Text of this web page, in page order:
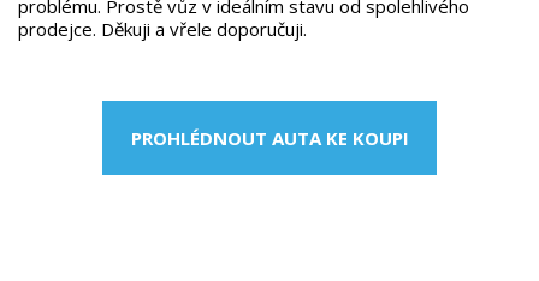
problému. Prostě vůz v ideálním stavu od spolehlivého
prodejce. Děkuji a vřele doporučuji.
PROHLÉDNOUT AUTA KE KOUPI